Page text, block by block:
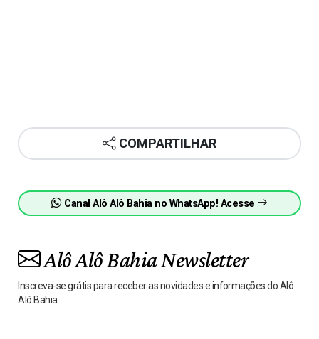
COMPARTILHAR
Canal Alô Alô Bahia no WhatsApp! Acesse
Alô Alô Bahia Newsletter
Inscreva-se grátis para receber as novidades e informações do Alô
Alô Bahia